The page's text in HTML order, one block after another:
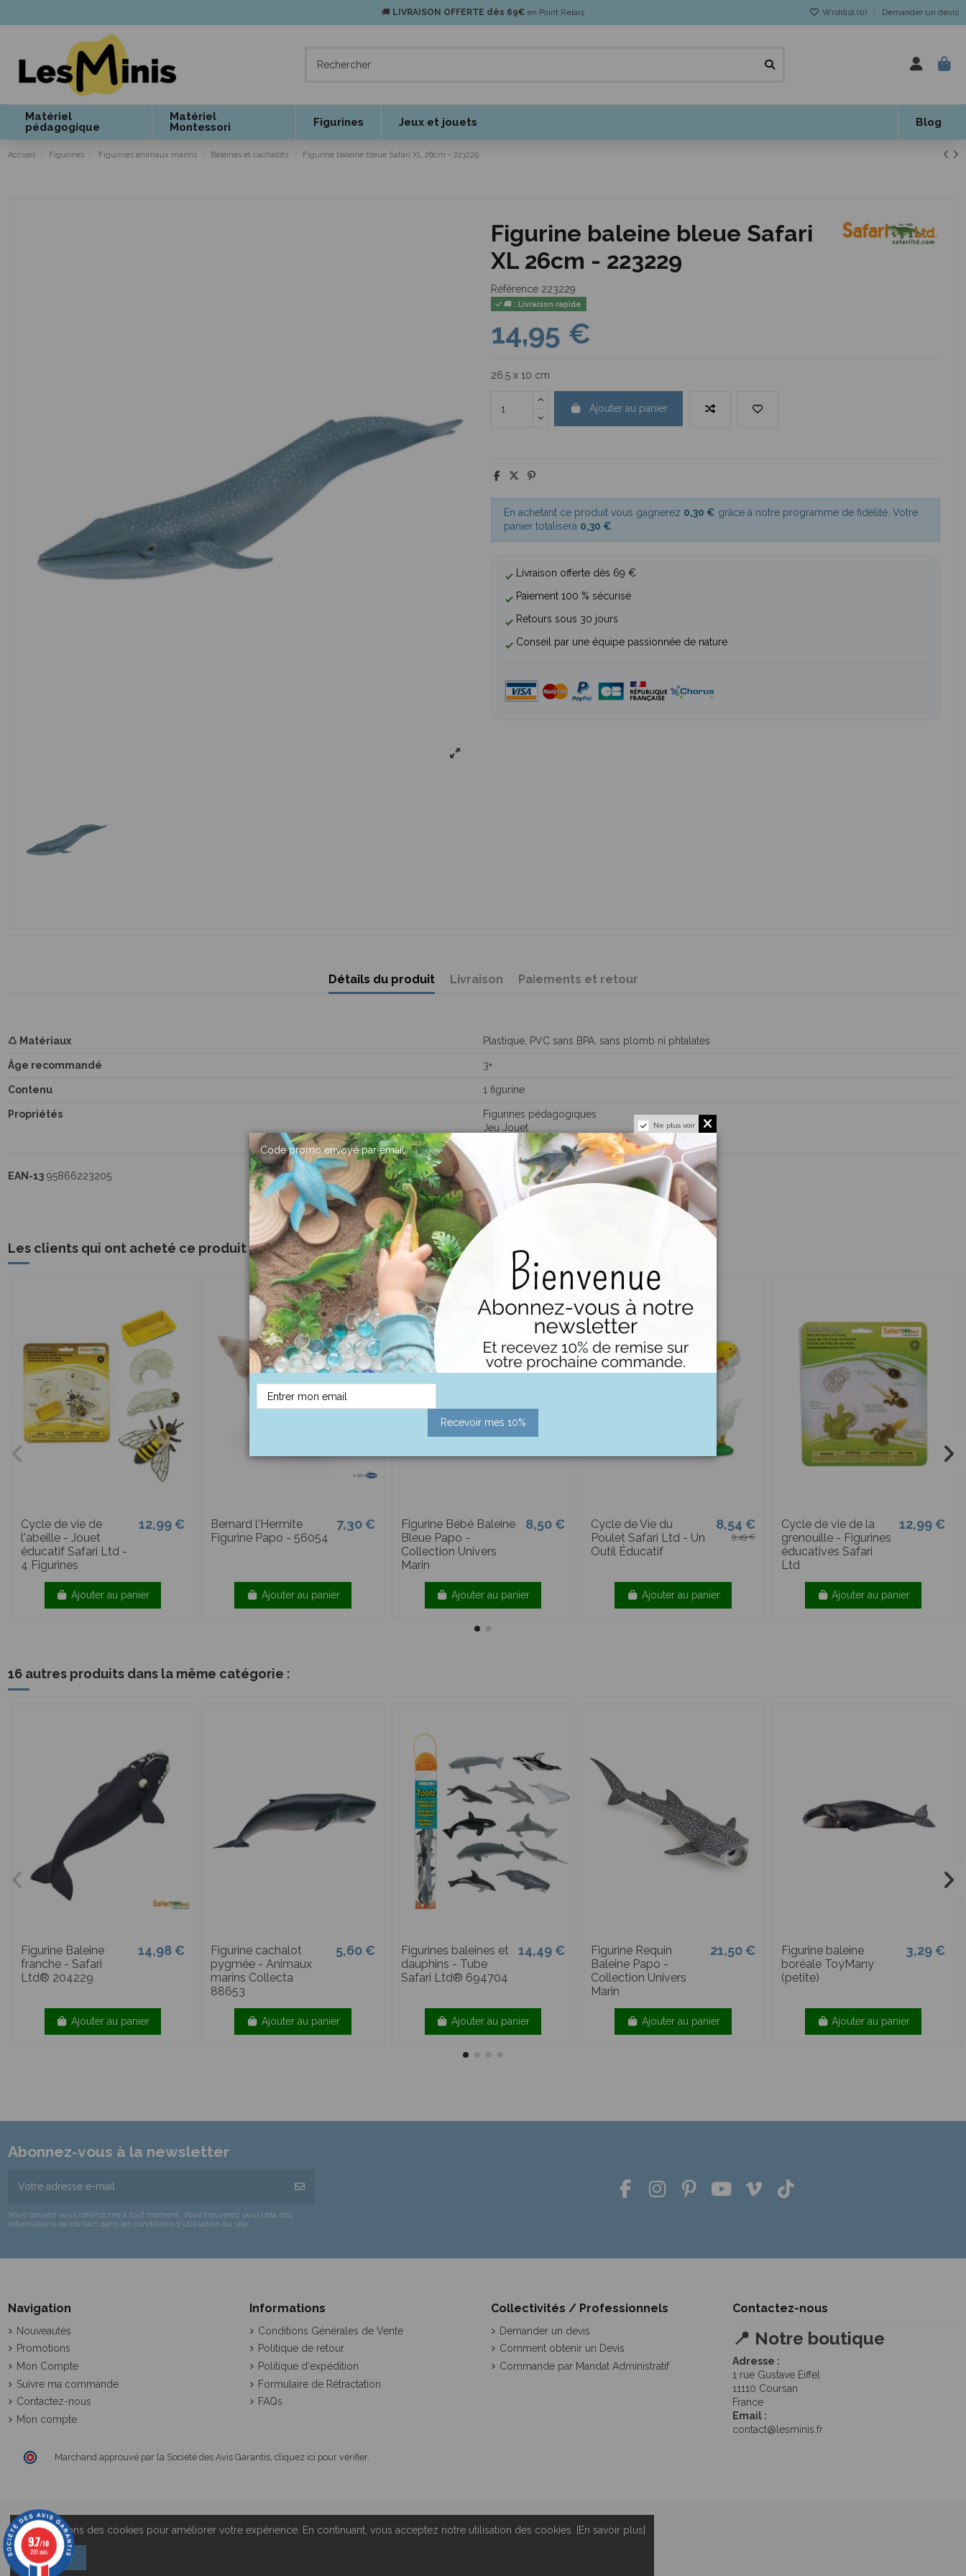
🚚 LIVRAISON OFFERTE dès 69€ en Point Relais Wishlist (0) Demander un devis
Matériel
pédagogique
Matériel
Montessori
Figurines Jeux et jouets Blog
Accueil Figurines Figurines animaux marins Baleines et cachalots Figurine baleine bleue Safari XL 26cm - 223229
Figurine baleine bleue Safari
XL 26cm - 223229
Référence 223229
🚚 : Livraison rapide
14,95 €
26.5 x 10 cm
Ajouter au panier
En achetant ce produit vous gagnerez 0,30 € grâce à notre programme de fidélité. Votre
panier totalisera 0,30 €.
Livraison offerte dès 69 €
Paiement 100 % sécurisé
Retours sous 30 jours
Conseil par une équipe passionnée de nature
Détails du produit Livraison Paiements et retour
♺ Matériaux Plastique, PVC sans BPA, sans plomb ni phtalates
Âge recommandé 3+
Contenu 1 figurine
Propriétés
Figurines pédagogiques
Jeu Jouet
Jeu éducatif
EAN-13 95866223205
Les clients qui ont acheté ce produit ont également acheté :
Cycle de vie de
l'abeille - Jouet
éducatif Safari Ltd -
4 Figurines
12,99 €
Ajouter au panier
Bernard l'Hermite
Figurine Papo - 56054
7,30 €
Ajouter au panier
Figurine Bébé Baleine
Bleue Papo -
Collection Univers
Marin
8,50 €
Ajouter au panier
-10%
Cycle de Vie du
Poulet Safari Ltd - Un
Outil Éducatif
8,54 €
9,49 €
Ajouter au panier
Cycle de vie de la
grenouille - Figurines
éducatives Safari
Ltd
12,99 €
Ajouter au panier
16 autres produits dans la même catégorie :
Figurine Baleine
franche - Safari
Ltd® 204229
14,98 €
Ajouter au panier
Figurine cachalot
pygmée - Animaux
marins Collecta
88653
5,60 €
Ajouter au panier
Figurines baleines et
dauphins - Tube
Safari Ltd® 694704
14,49 €
Ajouter au panier
Figurine Requin
Baleine Papo -
Collection Univers
Marin
21,50 €
Ajouter au panier
Figurine baleine
boréale ToyMany
(petite)
3,29 €
Ajouter au panier
Abonnez-vous à la newsletter
Vous pouvez vous désinscrire à tout moment. Vous trouverez pour cela nos
informations de contact dans les conditions d'utilisation du site.
Navigation
Nouveautés
Promotions
Mon Compte
Suivre ma commande
Contactez-nous
Mon compte
Informations
Conditions Générales de Vente
Politique de retour
Politique d'expédition
Formulaire de Rétractation
FAQs
Collectivités / Professionnels
Demander un devis
Comment obtenir un Devis
Commande par Mandat Administratif
Contactez-nous
📍 Notre boutique
Adresse :
1 rue Gustave Eiffel
11110 Coursan
France
Email :
contact@lesminis.fr
Marchand approuvé par la Société des Avis Garantis, cliquez ici pour vérifier.
Tous droits réservés 2026 LesMinis© |
Ne plus voir
Code promo envoyé par email
Recevoir mes 10%
Nous utilisons des cookies pour améliorer votre expérience. En continuant, vous acceptez notre utilisation des cookies. [En savoir plus]
Accepter
9.7/10
201 avis